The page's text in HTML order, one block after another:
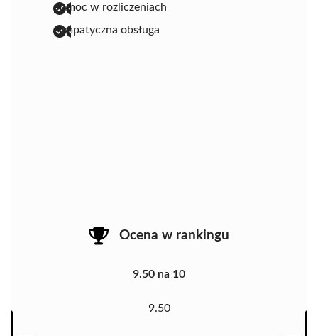
pomoc w rozliczeniach
sympatyczna obsługa
Ocena w rankingu
9.50 na 10
9.50